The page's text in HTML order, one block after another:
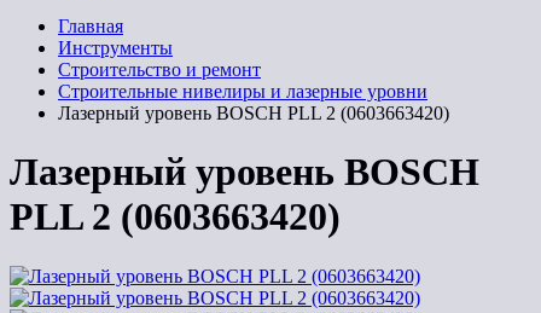
Главная
Инструменты
Строительство и ремонт
Строительные нивелиры и лазерные уровни
Лазерный уровень BOSCH PLL 2 (0603663420)
Лазерный уровень BOSCH
PLL 2 (0603663420)